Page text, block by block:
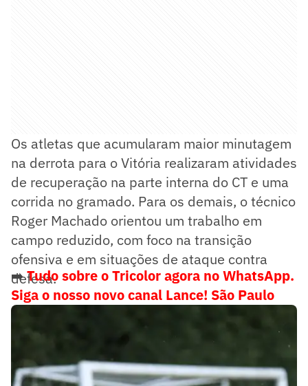
Os atletas que acumularam maior minutagem
na derrota para o Vitória realizaram atividades
de recuperação na parte interna do CT e uma
corrida no gramado. Para os demais, o técnico
Roger Machado orientou um trabalho em
campo reduzido, com foco na transição
ofensiva e em situações de ataque contra
defesa.
➡️Tudo sobre o Tricolor agora no WhatsApp.
Siga o nosso novo canal Lance! São Paulo